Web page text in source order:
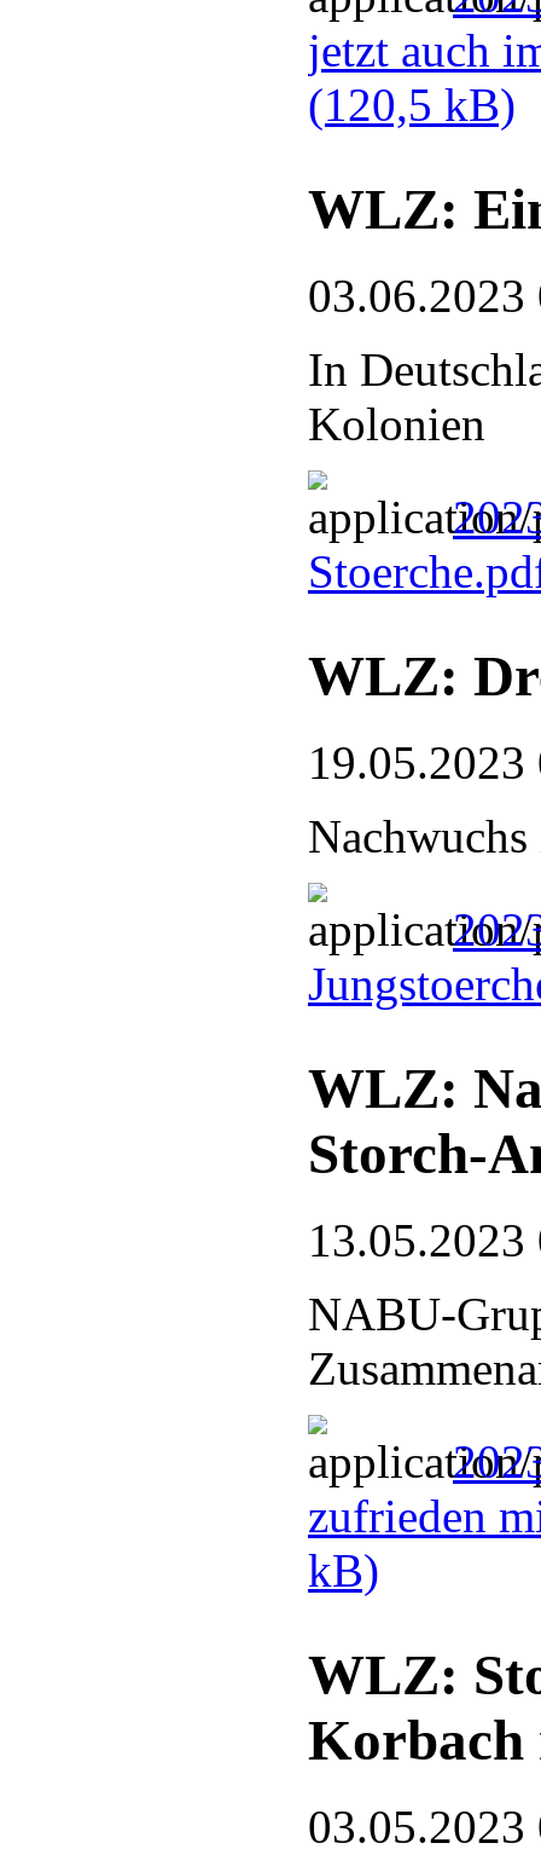
jetzt auch
(120,5 kB)
WLZ:
03.06.2023
In
Kolonien
WLZ:
19.05.2023
Nachwuchs
WLZ:
Storch-
13.05.2023
NABU-
zufrieden
kB)
WLZ:
Korbach
03.05.2023